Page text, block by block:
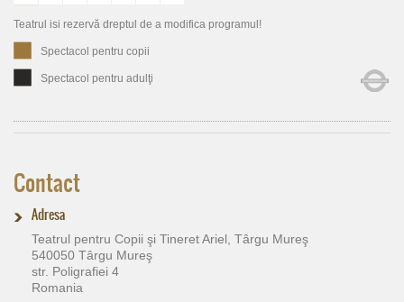
Teatrul isi rezervă dreptul de a modifica programul!
Spectacol pentru copii
Spectacol pentru adulţi
Contact
Adresa
Teatrul pentru Copii şi Tineret Ariel, Târgu Mureş
540050 Târgu Mureş
str. Poligrafiei 4
Romania